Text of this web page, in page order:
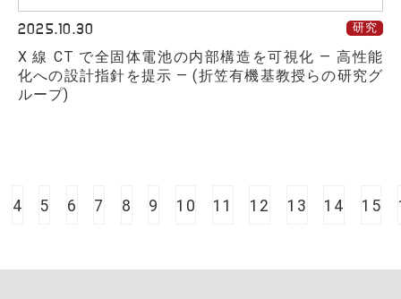
2025.10.30 研究
X 線 CT で全固体電池の内部構造を可視化 ― 高性能
化への設計指針を提示 ― (折笠有機基教授らの研究グ
ループ)
4 5 6 7 8 9 10 11 12 13 14 15